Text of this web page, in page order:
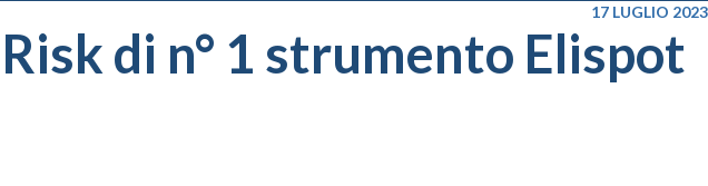
17 LUGLIO 2023
di n° 1 strumento Elispot